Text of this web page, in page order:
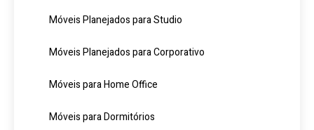
Móveis Planejados para Studio
Móveis Planejados para Corporativo
Móveis para Home Office
Móveis para Dormitórios